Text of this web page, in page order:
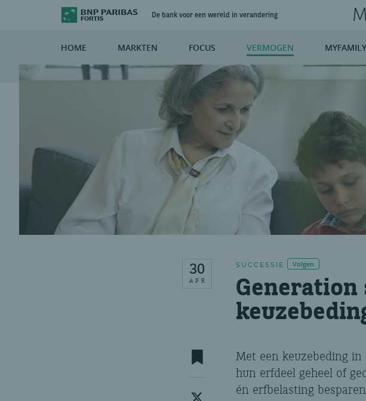
De bank voor een wereld in verandering
HOME MARKTEN FOCUS VERMOGEN MYFAMILY
SUCCESSIE Volgen
30
APR
Generation
Met een keuzebeding
hun erfdeel geheel of
én erfbelasting